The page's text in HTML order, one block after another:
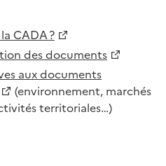
CADA ?
des documents
aux documents
(environnement, marchés
territoriales…)